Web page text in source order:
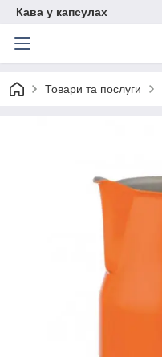
Кава у капсулах
Товари та послуги